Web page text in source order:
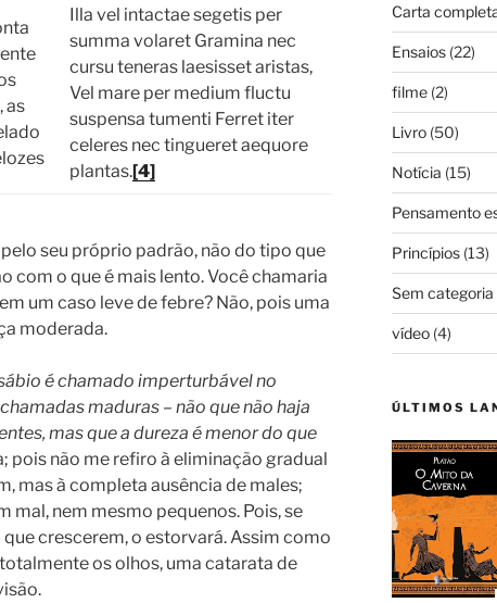
as
Illa vel intactae segetis per
summa volaret Gramina nec
cursu teneras laesisset aristas,
Vel mare per medium fluctu
suspensa tumenti Ferret iter
celeres nec tingueret aequore
plantas.[4]
seu próprio padrão, não do tipo que
com o que é mais lento. Você chamaria
um caso leve de febre? Não, pois uma
moderada.
é chamado imperturbável no
maduras – não que não haja
mas que a dureza é menor do que
pois não me refiro à eliminação gradual
mas à completa ausência de males;
mal, nem mesmo pequenos. Pois, se
crescerem, o estorvará. Assim como
os olhos, uma catarata de
Carta
Ensaios(22)
filme(2)
Livro(50)
Notícia (15)
Pensamento
Princípios(13)
Sem categoria
vídeo(4)
ÚLTIMOS